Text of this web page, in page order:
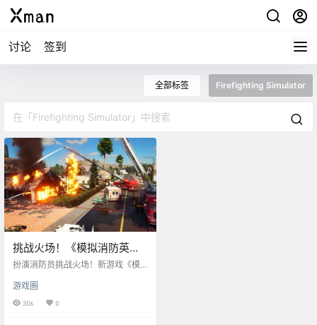
讨论 签到
全部标签 Firefighting Simulator
挑战火场！《模拟消防英
豪》11月17日登陆STEAM，
扮演消防员挑战火场！新游戏《模
）》2020年11月17日登陆Steam平
台，游戏支持简体中文和繁体中
游戏圈
306 0